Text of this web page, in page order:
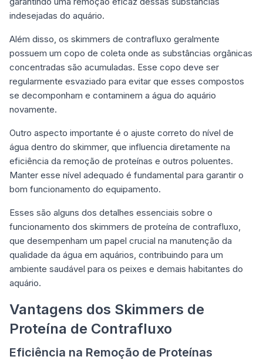
indesejadas do aquário.
Além disso, os skimmers de contrafluxo geralmente
possuem um copo de coleta onde as substâncias orgânicas
concentradas são acumuladas. Esse copo deve ser
regularmente esvaziado para evitar que esses compostos
se decomponham e contaminem a água do aquário
novamente.
Outro aspecto importante é o ajuste correto do nível de
água dentro do skimmer, que influencia diretamente na
eficiência da remoção de proteínas e outros poluentes.
Manter esse nível adequado é fundamental para garantir o
bom funcionamento do equipamento.
Esses são alguns dos detalhes essenciais sobre o
funcionamento dos skimmers de proteína de contrafluxo,
que desempenham um papel crucial na manutenção da
qualidade da água em aquários, contribuindo para um
ambiente saudável para os peixes e demais habitantes do
aquário.
Vantagens dos Skimmers de
Proteína de Contrafluxo
Eficiência na Remoção de Proteínas